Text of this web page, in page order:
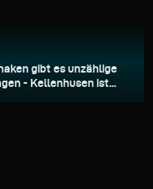
gibt es unzählige
- Kellenhusen ist...